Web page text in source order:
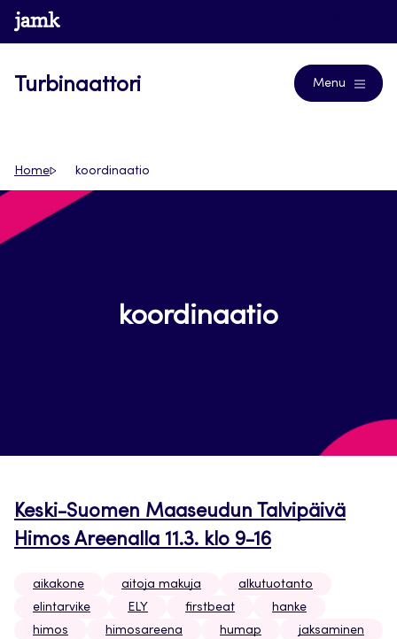
Siirry
suoraan
www.jamk.fi
Turbinaattori Menu
Home koordinaatio
koordinaatio
Keski-Suomen Maaseudun Talvipäivä
Himos Areenalla 11.3. klo 9-16
aikakone aitoja makuja
alkutuotanto
elintarvike
ELY firstbeat
hanke
himos
himosareena humap
jaksaminen